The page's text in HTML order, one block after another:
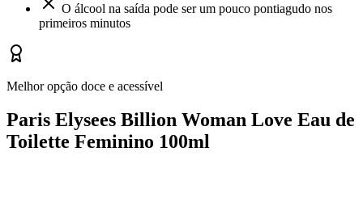
O álcool na saída pode ser um pouco pontiagudo nos
primeiros minutos
Melhor opção doce e acessível
Paris Elysees Billion Woman Love Eau de
Toilette Feminino 100ml